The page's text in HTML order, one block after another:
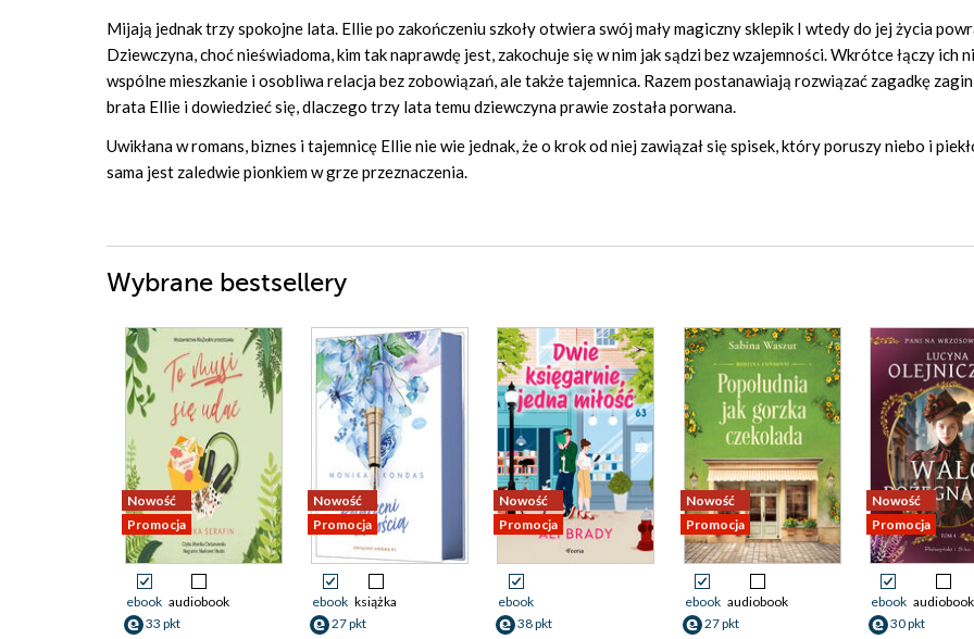
Mijają jednak trzy spokojne lata. Ellie po zakończeniu szkoły otwiera swój mały magiczny sklepik I wtedy do jej życia
Dziewczyna, choć nieświadoma, kim tak naprawdę jest, zakochuje się w nim jak sądzi bez wzajemności. Wkrótce łączy ich
wspólne mieszkanie i osobliwa relacja bez zobowiązań, ale także tajemnica. Razem postanawiają rozwiązać zagadkę
brata Ellie i dowiedzieć się, dlaczego trzy lata temu dziewczyna prawie została porwana.
Uwikłana w romans, biznes i tajemnicę Ellie nie wie jednak, że o krok od niej zawiązał się spisek, który poruszy niebo i
sama jest zaledwie pionkiem w grze przeznaczenia.
Wybrane bestsellery
Nowość
Promocja
ebook audiobook
33 pkt
Nowość
Promocja
ebook książka
27 pkt
Nowość
Promocja
ebook
38 pkt
Nowość
Promocja
ebook audiobook
27 pkt
Nowość
Promocja
ebook audiobook
30 pkt